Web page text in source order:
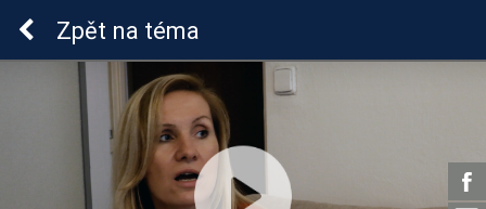
Sluchová vada u dětí
Zpět na téma